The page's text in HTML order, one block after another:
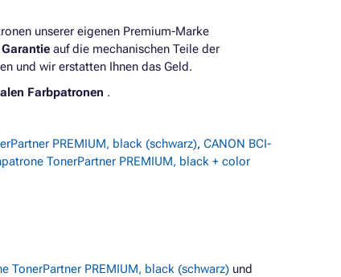
unserer eigenen Premium-Marke
auf die mechanischen Teile der
und wir erstatten Ihnen das Geld.
Farbpatronen .
PREMIUM, black (schwarz), CANON BCI-
TonerPartner PREMIUM, black + color
TonerPartner PREMIUM, black (schwarz) und